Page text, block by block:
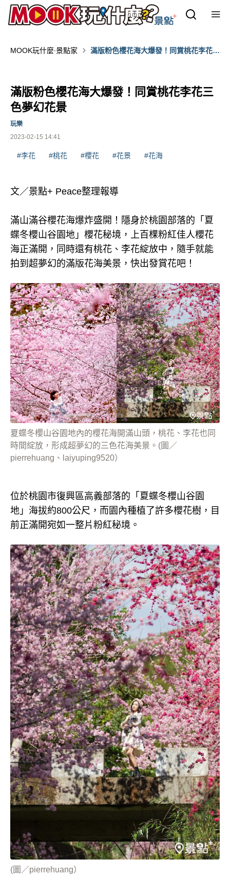
MOOK玩什麼‧景點家
滿版粉色櫻花海大爆發！同賞桃花李花三
滿版粉色櫻花海大爆發！同賞桃花李花三
色夢幻花景
2023-02-15 14:41
玩樂
#李花 #桃花 #櫻花 #花景 #花海
文／景點+ Peace整理報導
滿山滿谷櫻花海爆炸盛開！隱身於桃園部落的「夏
蝶冬櫻山谷園地」櫻花秘境，上百棵粉紅佳人櫻花
海正滿開，同時還有桃花、李花綻放中，隨手就能
拍到超夢幻的滿版花海美景，快出發賞花吧！
夏蝶冬櫻山谷園地內的櫻花海開滿山頭，桃花、李花也同
時間綻放，形成超夢幻的三色花海美景。(圖／
pierrehuang、laiyuping9520）
位於桃園市復興區高義部落的「夏蝶冬櫻山谷園
地」海拔約800公尺，而園內種植了許多櫻花樹，目
前正滿開宛如一整片粉紅秘境。
(圖／pierrehuang）